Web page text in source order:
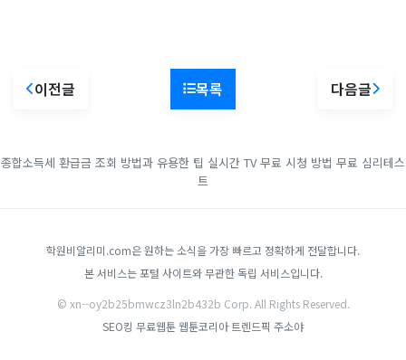
이전글 목록 다음글
종합소득세 환급금 조회 방법과 유용한 팁 실시간 TV 무료 시청 방법 무료 심리테스
트
학원비알리미.com은 원하는 소식을 가장 빠르고 정확하게 전달합니다.
본 서비스는 포털 사이트와 무관한 독립 서비스입니다.
© xn--oy2b25bmwcz3ln2b432b Corp. All Rights Reserved.
SEO킹 무료웹툰웹툰코리아 트렌드픽 주소야